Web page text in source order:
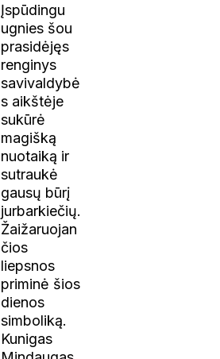
Įspūdingu
ugnies šou
prasidėjęs
renginys
savivaldybė
s aikštėje
sukūrė
magišką
nuotaiką ir
sutraukė
gausų būrį
jurbarkiečių.
Žaižaruojan
čios
liepsnos
priminė šios
dienos
simboliką.
Kunigas